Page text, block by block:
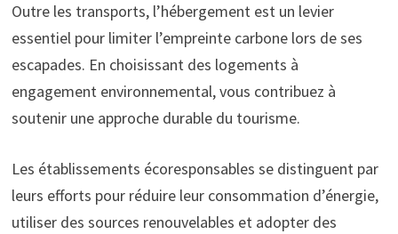
Outre les transports, l’hébergement est un levier
essentiel pour limiter l’empreinte carbone lors de ses
escapades. En choisissant des logements à
engagement environnemental, vous contribuez à
soutenir une approche durable du tourisme.
Les établissements écoresponsables se distinguent par
leurs efforts pour réduire leur consommation d’énergie,
utiliser des sources renouvelables et adopter des